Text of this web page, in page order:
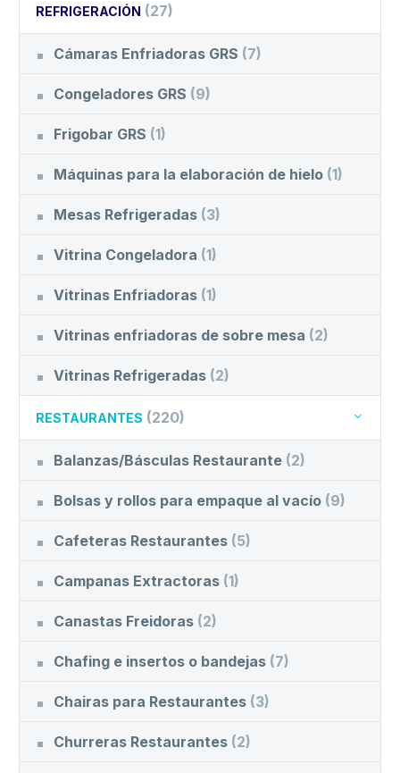
REFRIGERACIÓN (27)
Cámaras Enfriadoras GRS (7)
Congeladores GRS (9)
Frigobar GRS (1)
Máquinas para la elaboración de hielo (1)
Mesas Refrigeradas (3)
Vitrina Congeladora (1)
Vitrinas Enfriadoras (1)
Vitrinas enfriadoras de sobre mesa (2)
Vitrinas Refrigeradas (2)
RESTAURANTES (220)
Balanzas/Básculas Restaurante (2)
Bolsas y rollos para empaque al vacío (9)
Cafeteras Restaurantes (5)
Campanas Extractoras (1)
Canastas Freidoras (2)
Chafing e insertos o bandejas (7)
Chairas para Restaurantes (3)
Churreras Restaurantes (2)